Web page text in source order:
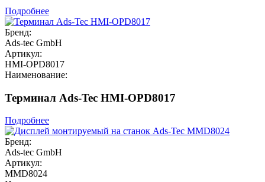
Подробнее
Бренд:
Ads-tec GmbH
Артикул:
HMI-OPD8017
Наименование:
Терминал Ads-Tec HMI-OPD8017
Подробнее
Бренд:
Ads-tec GmbH
Артикул:
MMD8024